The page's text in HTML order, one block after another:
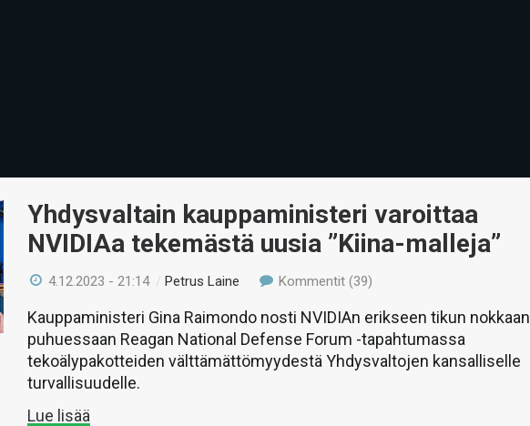
Yhdysvaltain kauppaministeri varoittaa
NVIDIAa tekemästä uusia ”Kiina-malleja”
4.12.2023 - 21:14 /Petrus Laine Kommentit (39)
Kauppaministeri Gina Raimondo nosti NVIDIAn erikseen tikun nokkaan
puhuessaan Reagan National Defense Forum -tapahtumassa
tekoälypakotteiden välttämättömyydestä Yhdysvaltojen kansalliselle
turvallisuudelle.
Lue lisää